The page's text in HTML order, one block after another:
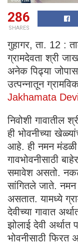
286
SHARES
गुहागर, ता. 12 :
ग्रामदेवता श्री
अनेक पिढ्या
उत्पन्नातून
Jakhamata
निवोशी गावातील
ही भोवनीच्या
आहे. ही नमन मंडळी
गावभोवनीसाठी
समावेश असतो.
सांगितले जाते. नमन
असतात. यामध्ये
देवीच्या गावात
झोलाई देवी अर्थात
भोवनीसाठी फिरत